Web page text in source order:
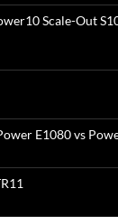
Scale-Out
E1080 vs